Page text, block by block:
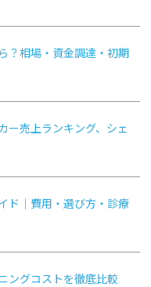
？相場・資金調達・初期
ー売上ランキング、シェ
ド｜費用・選び方・診療
ングコストを徹底比較